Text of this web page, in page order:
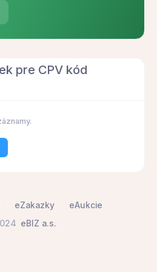
pre CPV kód
eBIZ a.s.
eZakazky eAukcie